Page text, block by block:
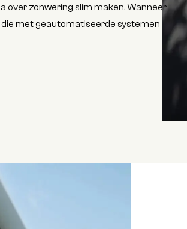
over zonwering slim maken. Wanneer
met geautomatiseerde systemen